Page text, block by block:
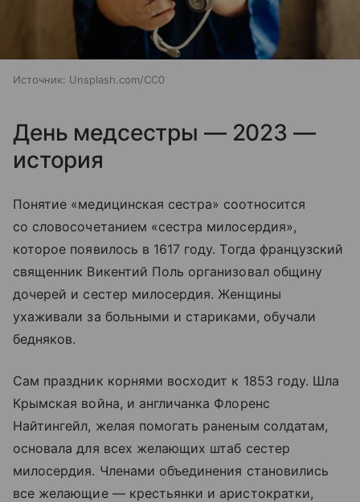
Источник: Unsplash.com/CC0
День медсестры — 2023 —
история
Понятие «медицинская сестра» соотносится
со словосочетанием «сестра милосердия»,
которое появилось в 1617 году. Тогда французский
священник Викентий Поль организовал общину
дочерей и сестер милосердия. Женщины
ухаживали за больными и стариками, обучали
бедняков.
Сам праздник корнями восходит к 1853 году. Шла
Крымская война, и англичанка Флоренс
Найтингейл, желая помогать раненым солдатам,
основала для всех желающих штаб сестер
милосердия. Членами объединения становились
все желающие — крестьянки и аристократки,